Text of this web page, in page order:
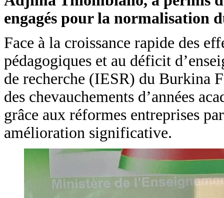
engagés pour la normalisation
Face à la croissance rapide des
pédagogiques et au déficit
de recherche (IESR) du Burkina
des chevauchements d’années
grâce aux réformes entreprises
amélioration significative.